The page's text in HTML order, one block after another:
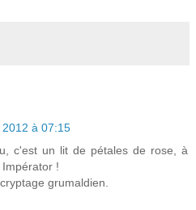
2012 à 07:15
c'est un lit de pétales de rose, à
!
grumaldien.